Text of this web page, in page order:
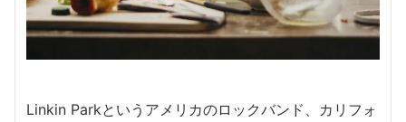
Linkin Parkというアメリカのロックバンド、カリフォ